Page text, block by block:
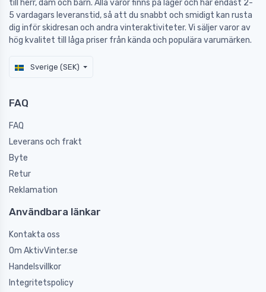
till herr, dam och barn. Alla varor finns på lager och har endast 2-
5 vardagars leveranstid, så att du snabbt och smidigt kan rusta
dig inför skidresan och andra vinteraktiviteter. Vi säljer varor av
hög kvalitet till låga priser från kända och populära varumärken.
Sverige (SEK)
FAQ
FAQ
Leverans och frakt
Byte
Retur
Reklamation
Användbara länkar
Kontakta oss
Om AktivVinter.se
Handelsvillkor
Integritetspolicy